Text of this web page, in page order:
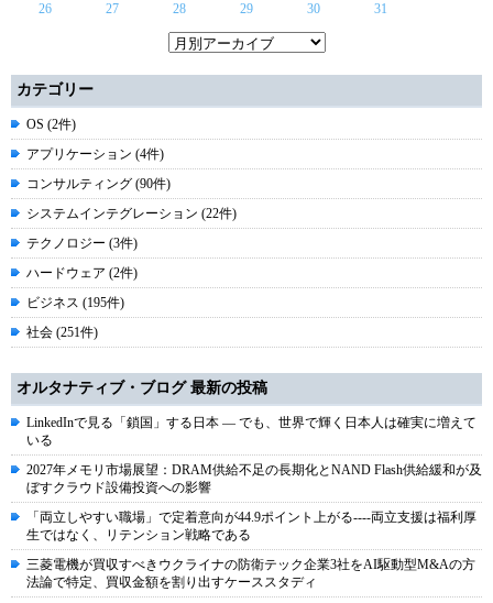
26
27 28 29 30 31
カテゴリー
OS (2件)
アプリケーション (4件)
コンサルティング (90件)
システムインテグレーション (22件)
テクノロジー (3件)
ハードウェア (2件)
ビジネス (195件)
社会 (251件)
オルタナティブ・ブログ 最新の投稿
LinkedInで見る「鎖国」する日本 ― でも、世界で輝く日本人は確実に増えて
いる
2027年メモリ市場展望：DRAM供給不足の長期化とNAND Flash供給緩和が及
ぼすクラウド設備投資への影響
「両立しやすい職場」で定着意向が44.9ポイント上がる----両立支援は福利厚
生ではなく、リテンション戦略である
三菱電機が買収すべきウクライナの防衛テック企業3社をAI駆動型M&Aの方
法論で特定、買収金額を割り出すケーススタディ